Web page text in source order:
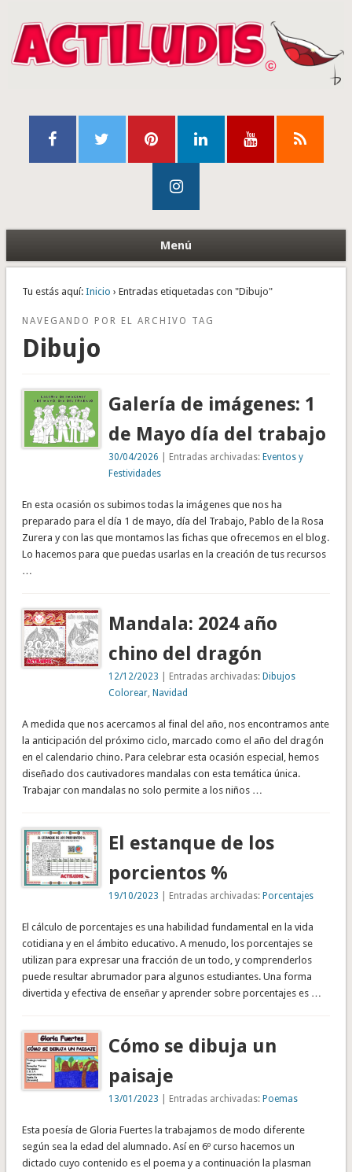
Menú
Tu estás aquí: Inicio › Entradas etiquetadas con "Dibujo"
NAVEGANDO POR EL ARCHIVO TAG
Dibujo
Galería de imágenes: 1
de Mayo día del trabajo
30/04/2026 | Entradas archivadas:Eventos y
Festividades
En esta ocasión os subimos todas la imágenes que nos ha
preparado para el día 1 de mayo, día del Trabajo, Pablo de la Rosa
Zurera y con las que montamos las fichas que ofrecemos en el blog.
Lo hacemos para que puedas usarlas en la creación de tus recursos
…
Mandala: 2024 año
chino del dragón
12/12/2023 | Entradas archivadas:Dibujos
Colorear ,Navidad
A medida que nos acercamos al final del año, nos encontramos ante
la anticipación del próximo ciclo, marcado como el año del dragón
en el calendario chino. Para celebrar esta ocasión especial, hemos
diseñado dos cautivadores mandalas con esta temática única.
Trabajar con mandalas no solo permite a los niños …
El estanque de los
porcientos %
19/10/2023 | Entradas archivadas:Porcentajes
El cálculo de porcentajes es una habilidad fundamental en la vida
cotidiana y en el ámbito educativo. A menudo, los porcentajes se
utilizan para expresar una fracción de un todo, y comprenderlos
puede resultar abrumador para algunos estudiantes. Una forma
divertida y efectiva de enseñar y aprender sobre porcentajes es …
Cómo se dibuja un
paisaje
13/01/2023 | Entradas archivadas:Poemas
Esta poesía de Gloria Fuertes la trabajamos de modo diferente
según sea la edad del alumnado. Así en 6º curso hacemos un
dictado cuyo contenido es el poema y a continuación la plasman